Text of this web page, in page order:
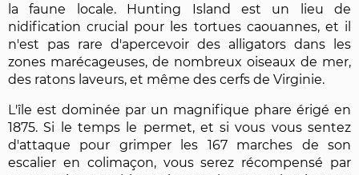
la faune locale. Hunting Island est un lieu de
nidification crucial pour les tortues caouannes, et il
n'est pas rare d'apercevoir des alligators dans les
zones marécageuses, de nombreux oiseaux de mer,
des ratons laveurs, et même des cerfs de Virginie.
L'île est dominée par un magnifique phare érigé en
1875. Si le temps le permet, et si vous vous sentez
d'attaque pour grimper les 167 marches de son
escalier en colimaçon, vous serez récompensé par